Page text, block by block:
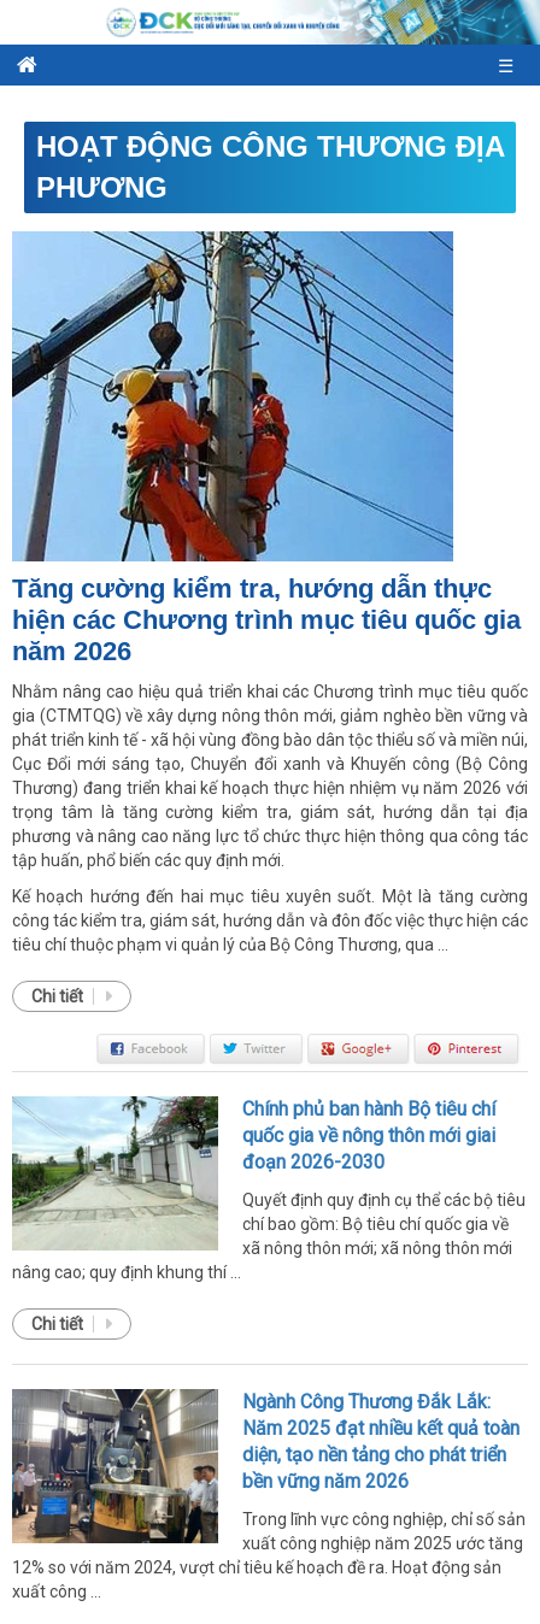
☰
HOẠT ĐỘNG CÔNG THƯƠNG ĐỊA
PHƯƠNG
Tăng cường kiểm tra, hướng dẫn thực
hiện các Chương trình mục tiêu quốc gia
năm 2026
Nhằm nâng cao hiệu quả triển khai các Chương trình mục tiêu quốc
gia (CTMTQG) về xây dựng nông thôn mới, giảm nghèo bền vững và
phát triển kinh tế - xã hội vùng đồng bào dân tộc thiểu số và miền núi,
Cục Đổi mới sáng tạo, Chuyển đổi xanh và Khuyến công (Bộ Công
Thương) đang triển khai kế hoạch thực hiện nhiệm vụ năm 2026 với
trọng tâm là tăng cường kiểm tra, giám sát, hướng dẫn tại địa
phương và nâng cao năng lực tổ chức thực hiện thông qua công tác
tập huấn, phổ biến các quy định mới.
Kế hoạch hướng đến hai mục tiêu xuyên suốt. Một là tăng cường
công tác kiểm tra, giám sát, hướng dẫn và đôn đốc việc thực hiện các
tiêu chí thuộc phạm vi quản lý của Bộ Công Thương, qua ...
Chi tiết
Chính phủ ban hành Bộ tiêu chí
quốc gia về nông thôn mới giai
đoạn 2026-2030
Quyết định quy định cụ thể các bộ tiêu
chí bao gồm: Bộ tiêu chí quốc gia về
xã nông thôn mới; xã nông thôn mới
nâng cao; quy định khung thí ...
Chi tiết
Ngành Công Thương Đắk Lắk:
Năm 2025 đạt nhiều kết quả toàn
diện, tạo nền tảng cho phát triển
bền vững năm 2026
Trong lĩnh vực công nghiệp, chỉ số sản
xuất công nghiệp năm 2025 ước tăng
12% so với năm 2024, vượt chỉ tiêu kế hoạch đề ra. Hoạt động sản
xuất công ...